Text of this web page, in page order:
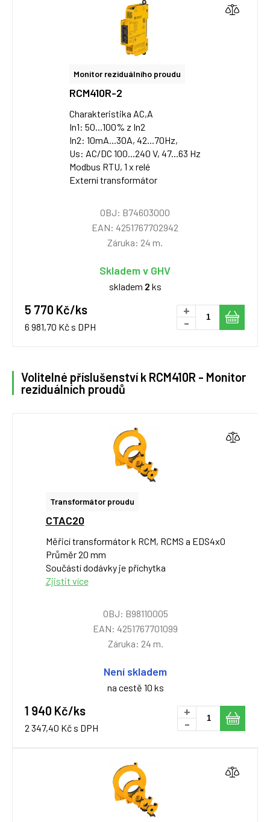
Monitor reziduálního proudu
RCM410R-2
Charakteristika AC,A
In1: 50...100% z In2
In2: 10mA...30A, 42...70Hz,
Us: AC/DC 100...240 V, 47...63 Hz
Modbus RTU, 1 x relé
Externí transformátor
OBJ: B74603000
EAN: 4251767702942
Záruka: 24 m.
Skladem v GHV
skladem 2 ks
5 770 Kč/ks
6 981,70 Kč s DPH
+
-
Volitelné příslušenství k RCM410R - Monitor
reziduálních proudů
Transformátor proudu
CTAC20
Měřicí transformátor k RCM, RCMS a EDS4x0
Průměr 20 mm
Součástí dodávky je příchytka
Zjistit více
OBJ: B98110005
EAN: 4251767701099
Záruka: 24 m.
Není skladem
na cestě 10 ks
1 940 Kč/ks
2 347,40 Kč s DPH
+
-